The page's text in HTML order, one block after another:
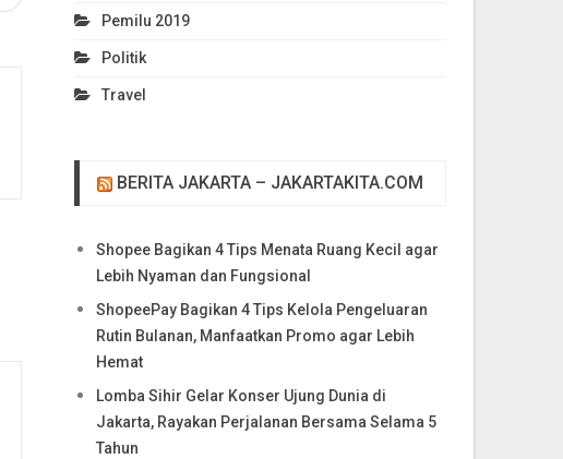
Pemilu 2019
Politik
Travel
BERITA JAKARTA – JAKARTAKITA.COM
Shopee Bagikan 4 Tips Menata Ruang Kecil agar
Lebih Nyaman dan Fungsional
ShopeePay Bagikan 4 Tips Kelola Pengeluaran
Rutin Bulanan, Manfaatkan Promo agar Lebih
Hemat
Lomba Sihir Gelar Konser Ujung Dunia di
Jakarta, Rayakan Perjalanan Bersama Selama 5
Tahun